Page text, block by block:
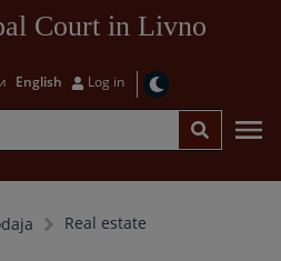
Court in Livno
English Log in
Real estate